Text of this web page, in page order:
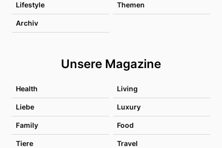
Lifestyle Themen
Archiv
Unsere Magazine
Health Living
Liebe Luxury
Family Food
Tiere Travel